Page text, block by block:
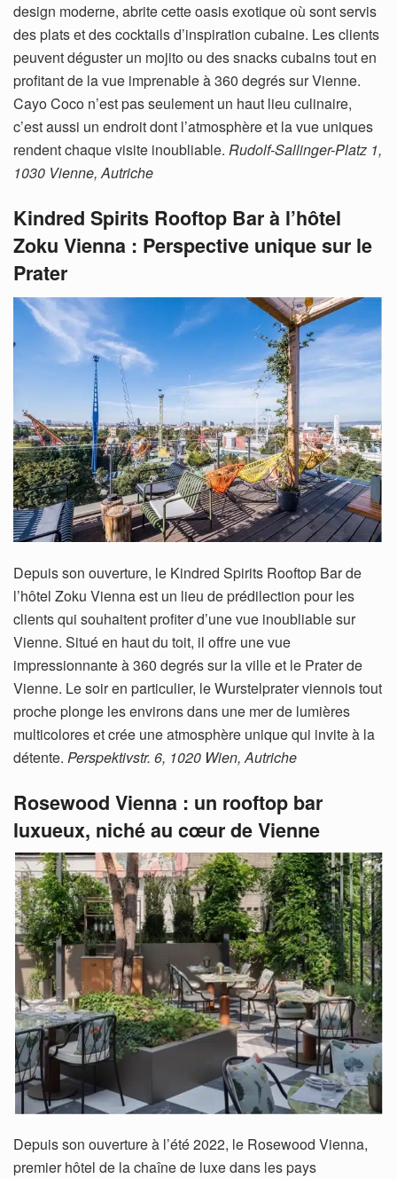
design moderne, abrite cette oasis exotique où sont servis
des plats et des cocktails d’inspiration cubaine. Les clients
peuvent déguster un mojito ou des snacks cubains tout en
profitant de la vue imprenable à 360 degrés sur Vienne.
Cayo Coco n’est pas seulement un haut lieu culinaire,
c’est aussi un endroit dont l’atmosphère et la vue uniques
rendent chaque visite inoubliable. Rudolf-Sallinger-Platz 1,
1030 Vienne, Autriche
Kindred Spirits Rooftop Bar à l’hôtel
Zoku Vienna : Perspective unique sur le
Prater
Depuis son ouverture, le Kindred Spirits Rooftop Bar de
l’hôtel Zoku Vienna est un lieu de prédilection pour les
clients qui souhaitent profiter d’une vue inoubliable sur
Vienne. Situé en haut du toit, il offre une vue
impressionnante à 360 degrés sur la ville et le Prater de
Vienne. Le soir en particulier, le Wurstelprater viennois tout
proche plonge les environs dans une mer de lumières
multicolores et crée une atmosphère unique qui invite à la
détente. Perspektivstr. 6, 1020 Wien, Autriche
Rosewood Vienna : un rooftop bar
luxueux, niché au cœur de Vienne
Depuis son ouverture à l’été 2022, le Rosewood Vienna,
premier hôtel de la chaîne de luxe dans les pays